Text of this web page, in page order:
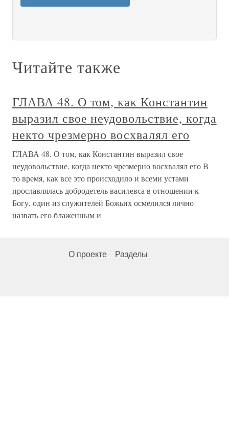
Читайте также
ГЛАВА 48. О том, как Константин
выразил свое неудовольствие, когда
некто чрезмерно восхвалял его
ГЛАВА 48. О том, как Константин выразил свое
неудовольствие, когда некто чрезмерно восхвалял его В
то время, как все это происходило и всеми устами
прославлялась добродетель василевса в отношении к
Богу, один из служителей Божьих осмелился лично
назвать его блаженным и
О проекте Разделы